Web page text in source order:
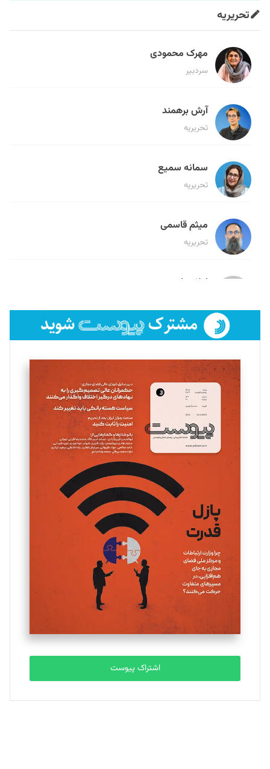
تحریریه
مهرک محمودی
سردبیر
آرش برهمند
تحریریه
سمانه سمیع
تحریریه
میثم قاسمی
تحریریه
لیلا حنارود
فائزه فتحی رستمی
تحریریه
سروش کرمیان
تحریریه
مینا پاکدل
یسنا امان‌پور
تحریریه
ملینا جعفری
تحریریه
مصطفی مسجدی آرانی
تحریریه
بابک نقاش
تحریریه
اشتراک پیوست